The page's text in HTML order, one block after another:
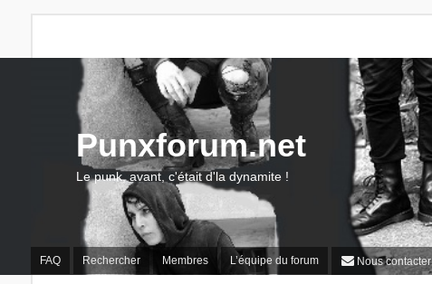
FAQ Rechercher Membres L’équipe du forum Nous contacter
Punxforum.net
Le punk, avant, c'était d'la dynamite !